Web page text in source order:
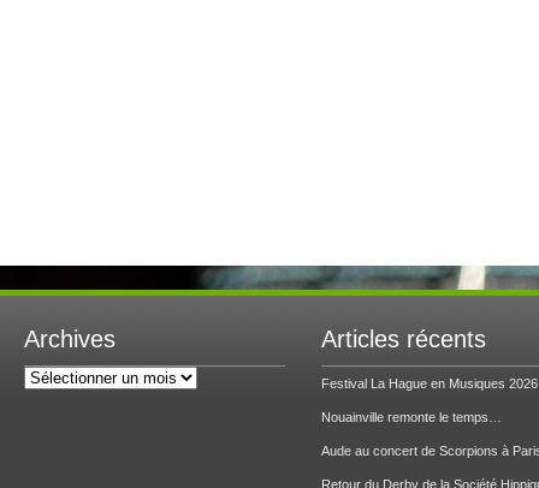
Archives
Archives
Articles récents
Festival La Hague en Musiques 2026
Nouainville remonte le temps…
Aude au concert de Scorpions à
Retour du Derby de la Société